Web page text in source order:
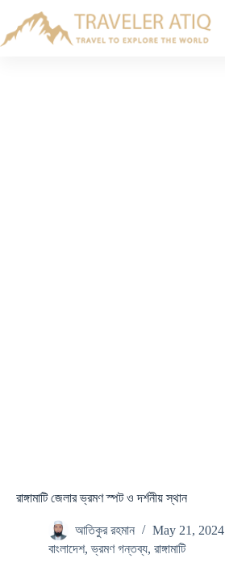
content
রাঙ্গামাটি জেলার ভ্রমণ স্পট ও দর্শনীয় স্থান
আতিকুর রহমান
May 21, 2024
বাংলাদেশ,ভ্রমণ গন্তব্য, রাঙ্গামাটি